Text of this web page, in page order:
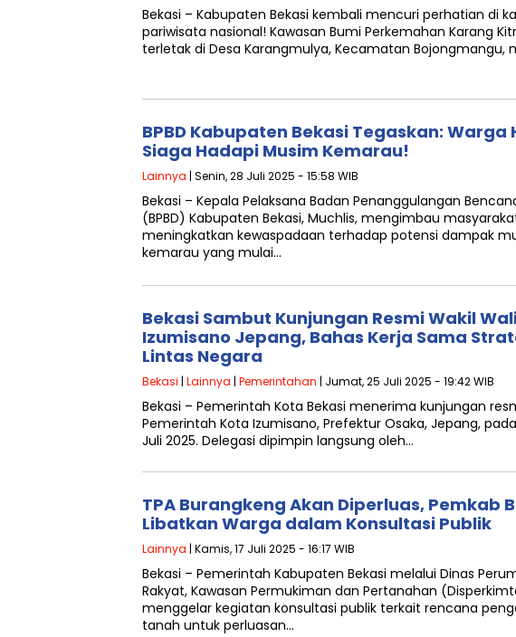
Bekasi – Kabupaten Bekasi kembali mencuri perhatian di
pariwisata nasional! Kawasan Bumi Perkemahan Karang
terletak di Desa Karangmulya, Kecamatan Bojongmangu,
BPBD Kabupaten Bekasi Tegaskan: Warga
Siaga Hadapi Musim Kemarau!
Lainnya | Senin, 28 Juli 2025 - 15:58 WIB
Bekasi – Kepala Pelaksana Badan Penanggulangan
(BPBD) Kabupaten Bekasi, Muchlis, mengimbau
meningkatkan kewaspadaan terhadap potensi dampak
kemarau yang mulai…
Bekasi Sambut Kunjungan Resmi Wakil
Izumisano Jepang, Bahas Kerja Sama
Lintas Negara
Bekasi | Lainnya | Pemerintahan | Jumat, 25 Juli 2025 - 19:42 WIB
Bekasi – Pemerintah Kota Bekasi menerima kunjungan
Pemerintah Kota Izumisano, Prefektur Osaka, Jepang,
Juli 2025. Delegasi dipimpin langsung oleh…
TPA Burangkeng Akan Diperluas, Pemkab
Libatkan Warga dalam Konsultasi Publik
Lainnya | Kamis, 17 Juli 2025 - 16:17 WIB
Bekasi – Pemerintah Kabupaten Bekasi melalui Dinas
Rakyat, Kawasan Permukiman dan Pertanahan
menggelar kegiatan konsultasi publik terkait rencana
tanah untuk perluasan…